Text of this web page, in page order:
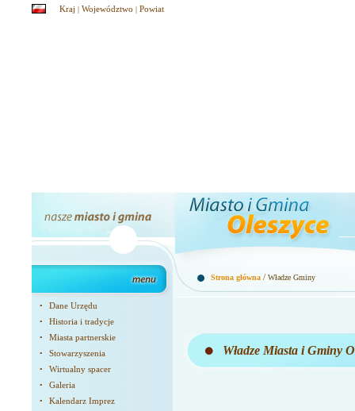
Kraj | Województwo | Powiat
Strona główna / Władze Gminy
• Dane Urzędu
• Historia i tradycje
• Miasta partnerskie
• Stowarzyszenia
• Wirtualny spacer
• Galeria
• Kalendarz Imprez
Władze Miasta i Gminy